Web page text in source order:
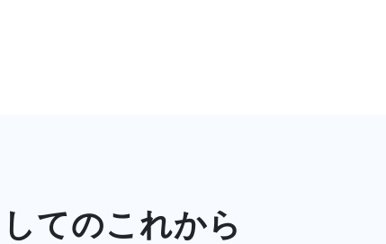
てのこれから